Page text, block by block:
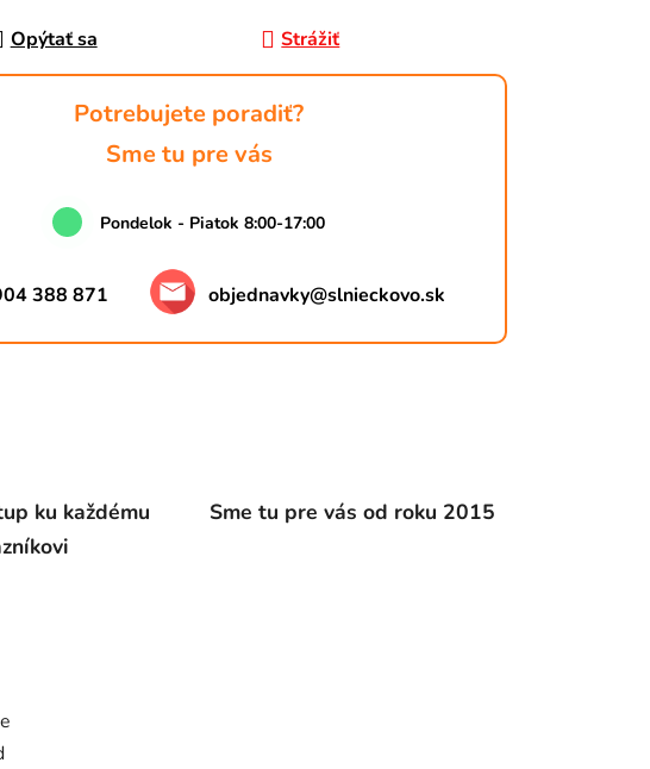
Opýtať sa Strážiť
Potrebujete poradiť?
Sme tu pre vás
Pondelok - Piatok 8:00-17:00
388 871 objednavky@slnieckovo.sk
ku každému
Sme tu pre vás od roku 2015